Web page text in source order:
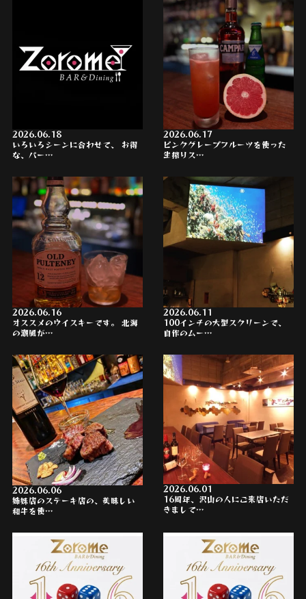
2026.06.18
いろいろシーンに合わせて、 お得
な、パー…
2026.06.17
ピンクグレープフルーツを使った
生搾りス…
2026.06.16
オススメのウイスキーです。 北海
の潮風が…
2026.06.11
100インチの大型スクリーンで、
自作のムー…
2026.06.06
姉妹店のステーキ店の、美味しい
和牛を使…
2026.06.01
16周年、沢山の人にご来店いただ
きまして…